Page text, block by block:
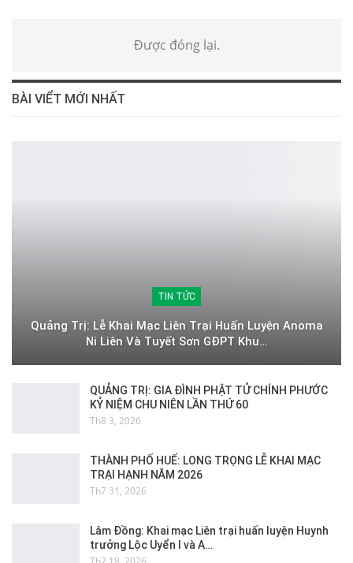
Được đóng lại.
BÀI VIỂT MỚI NHẤT
TIN TỨC
Quảng Trị: Lễ Khai Mạc Liên Trại Huấn Luyện Anoma
Ni Liên Và Tuyết Sơn GĐPT Khu…
QUẢNG TRỊ: GIA ĐÌNH PHẬT TỬ CHÍNH PHƯỚC
KỶ NIỆM CHU NIÊN LẦN THỨ 60
Th8 3, 2026
THÀNH PHỐ HUẾ: LONG TRỌNG LỄ KHAI MẠC
TRẠI HẠNH NĂM 2026
Th7 31, 2026
Lâm Đồng: Khai mạc Liên trại huấn luyện Huynh
trưởng Lộc Uyển I và A…